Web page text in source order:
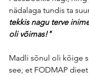
nädalaga tundis ta
tekkis nagu terve
oli võimas!"
Madli sõnul oli kõige
see, et FODMAP